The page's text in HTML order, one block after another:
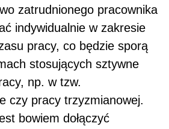
zatrudnionego pracownika
indywidualnie w zakresie
pracy, co będzie sporą
stosujących sztywne
np. w tzw.
czy pracy trzyzmianowej.
bowiem dołączyć